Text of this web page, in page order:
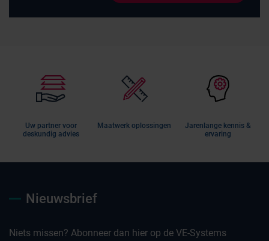
Uw partner voor
deskundig advies
Maatwerk oplossingen
Jarenlange kennis &
ervaring
Nieuwsbrief
Niets missen? Abonneer dan hier op de VE-Systems